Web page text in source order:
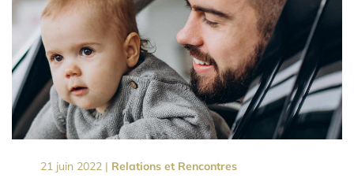
21 juin 2022 | Relations et Rencontres